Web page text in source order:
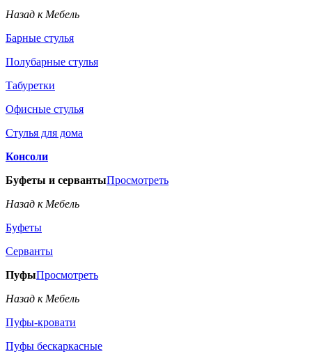
Назад к Мебель
Барные стулья
Полубарные стулья
Табуретки
Офисные стулья
Стулья для дома
Консоли
Буфеты и сервантыПросмотреть
Назад к Мебель
Буфеты
Серванты
ПуфыПросмотреть
Назад к Мебель
Пуфы-кровати
Пуфы бескаркасные